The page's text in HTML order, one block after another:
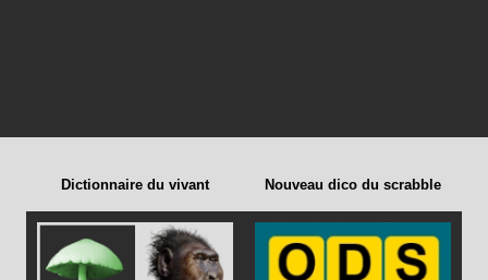
Dictionnaire du vivant Nouveau dico du scrabble